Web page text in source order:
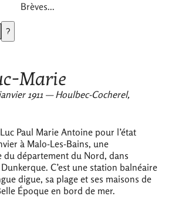
Brèves...
Marie
1911 — Houlbec-Cocherel,
Paul Marie Antoine pour l’état
à Malo-Les-Bains, une
du département du Nord, dans
C’est une station balnéaire
digue, sa plage et ses maisons de
Époque en bord de mer.